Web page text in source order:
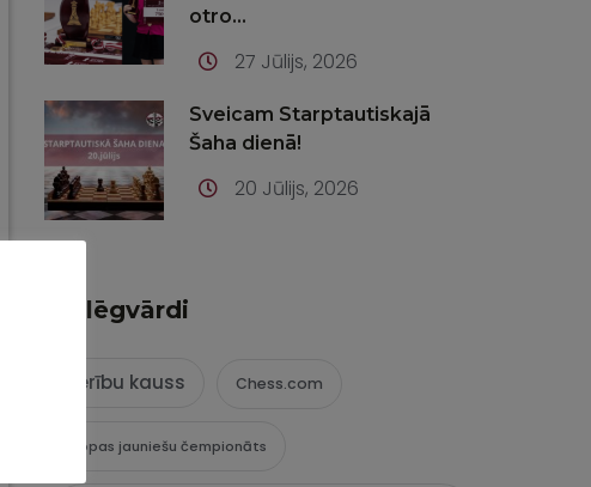
otro...
27 Jūlijs, 2026
Sveicam Starptautiskajā
Šaha dienā!
20 Jūlijs, 2026
Atslēgvārdi
Cerību kauss Chess.com
Eiropas jauniešu čempionāts